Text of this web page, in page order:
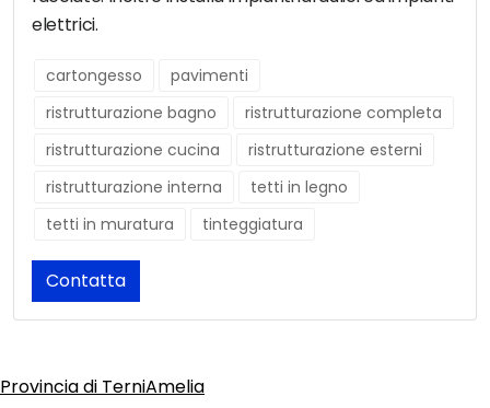
elettrici.
cartongesso
pavimenti
ristrutturazione bagno
ristrutturazione completa
ristrutturazione cucina
ristrutturazione esterni
ristrutturazione interna
tetti in legno
tetti in muratura
tinteggiatura
Contatta
Provincia di TerniAmelia